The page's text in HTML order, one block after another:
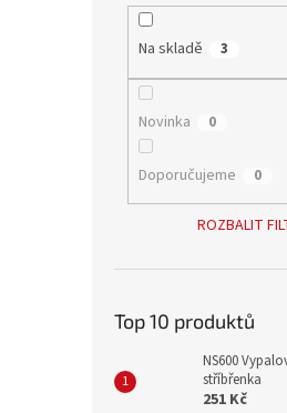
Na skladě 3
Novinka 0
Doporučujeme 0
ROZBALIT
Top 10 produktů
NS600
stříbřenka
251 Kč